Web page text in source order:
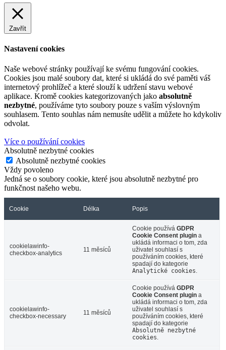
Zavřít
Nastavení cookies
Naše webové stránky používají ke svému fungování cookies.
Cookies jsou malé soubory dat, které si ukládá do své paměti váš
internetový prohlížeč a které slouží k udržení stavu webové
aplikace. Kromě cookies kategorizovaných jako absolutně
nezbytné, používáme tyto soubory pouze s vaším výslovným
souhlasem. Tento souhlas nám nemusíte udělit a můžete ho kdykoliv
odvolat.
Více o používání cookies
Absolutně nezbytné cookies
Absolutně nezbytné cookies
Vždy povoleno
Jedná se o soubory cookie, které jsou absolutně nezbytné pro
funkčnost našeho webu.
Cookie Délka Popis
cookielawinfo-
checkbox-analytics
11 měsíců
Cookie používá GDPR
Cookie Consent plugin a
ukládá informaci o tom, zda
uživatel souhlasí s
používáním cookies, které
spadají do kategorie
Analytické cookies
cookielawinfo-
checkbox-necessary
11 měsíců
Cookie používá GDPR
Cookie Consent plugin a
ukládá informaci o tom, zda
uživatel souhlasí s
používáním cookies, které
spadají do kategorie
Absolutně nezbytné
cookies